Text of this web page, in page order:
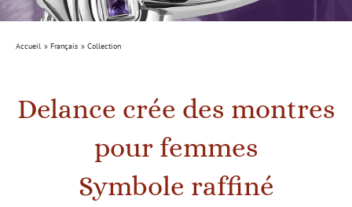
Accueil Français Collection
Delance crée des montres
pour femmes
Symbole raffiné